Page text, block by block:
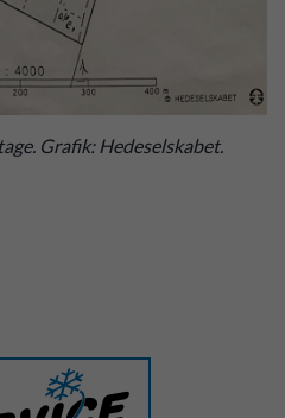
Grafik: Hedeselskabet.